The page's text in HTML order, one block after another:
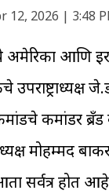
12, 2026 | 3:48
अमेरिका आणि
कमांडर ब्रँड
मोहम्मद
सर्वत्र होत